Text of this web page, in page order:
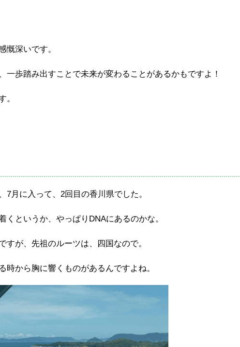
慨深いです。
一歩踏み出すことで未来が変わることがあるかもですよ！
。
月に入って、2回目の香川県でした。
というか、やっぱりDNAにあるのかな。
が、先祖のルーツは、四国なので。
から胸に響くものがあるんですよね。